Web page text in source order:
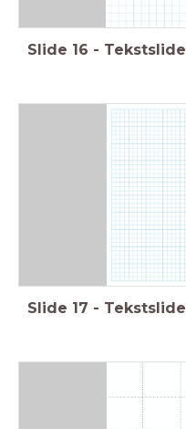
Slide 16 - Tekstslide
Slide 17 - Tekstslide